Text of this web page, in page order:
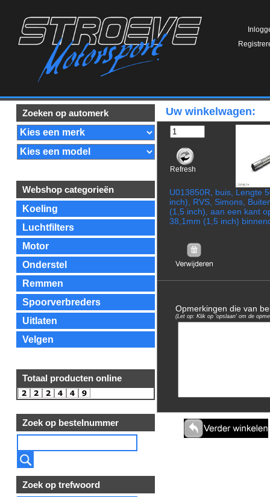
Zoeken op automerk
Webshop categorieën
Koeling
Luchtfilters
Motor
Onderstel
Remmen
Spoorverbreders
Uitlaten
Velgen
Totaal producten online
Zoek op bestelnummer
Zoek op trefwoord
Uw winkelwagen:
Refresh
U013850R, buis, Lengte
inch), RVS, Simons,
(1,5 inch), aan een kant
38,1mm (1,5 inch)
Opmerkingen die van
(Let op: Klik op 'opslaan' om de